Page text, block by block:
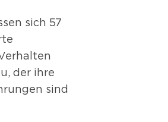
sich 57
der ihre
sind